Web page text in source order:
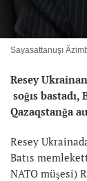
Sayasattanuşı
Resey
soğıs bastadı,
Qazaqstanğa
Resey
Batıs
NATO müşesi)